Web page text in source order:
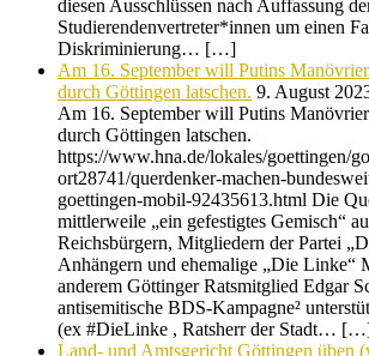
diesen Ausschlüssen nach Auffassung
Studierendenvertreter*innen um einen
Diskriminierung… […]
Am 16. September will Putins
durch Göttingen latschen. 9. August
Am 16. September will Putins
durch Göttingen latschen.
https://www.hna.de/lokales/goettingen/
ort28741/querdenker-machen-
goettingen-mobil-92435613.html Die
mittlerweile „ein gefestigtes Gemisch“
Reichsbürgern, Mitgliedern der Partei
Anhängern und ehemalige „Die Linke“
anderem Göttinger Ratsmitglied Edgar
antisemitische BDS-Kampagne²
(ex #DieLinke , Ratsherr der Stadt…
Land- und Amtsgericht Göttingen üben